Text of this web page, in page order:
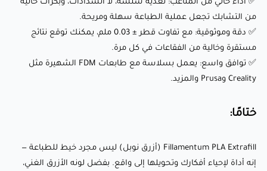
للفنانين، المصممين، الهواة، والمحترفين على حد سواء. ارفع
مستوى تجربة الطباعة ثلاثية الأبعاد الخاصة بك اليوم باستخدام
هذا الخيط المتميز!
📊البيانات الفنية
السرعة وللطابعات العادية
🔭دليل الطباعة ثلاثية الأبعاد
✅ أداء خالي من المتاعب: تغذية سلسة، لا انسدادات، وبكرات خالية
من التشابك تجعل عملية الطباعة سهلة ومريحة.
✅ دقة وموثوقية: مع تفاوت قطر ± 0.03 ملم، يمكنك توقع نتائج
مستقرة وخالية من الفقاعات في كل مرة.
✅ توافق واسع: يعمل بسلاسة مع طابعات FDM الشهيرة مثل
Creality وPrusa والمزيد.
ختامًا:
Fillamentum PLA Extrafill (أزرق نوبل) ليس مجرد خيط للطباعة —
إنه أداة لإحياء أفكارك وتحويلها إلى واقع. بفضل لونه الأزرق الغني،